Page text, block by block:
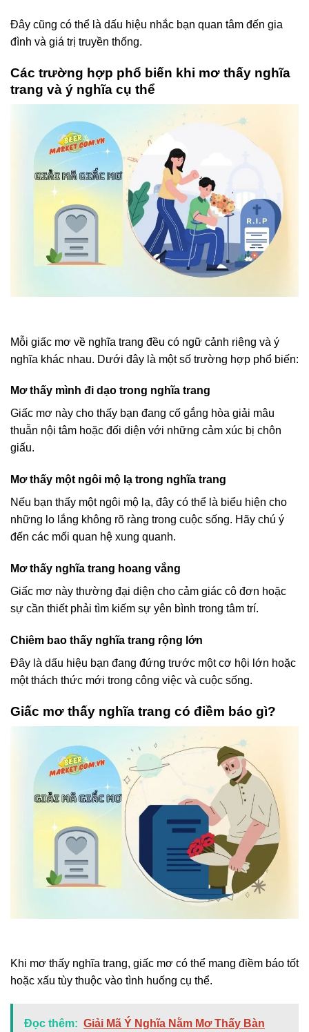
Đây cũng có thể là dấu hiệu nhắc bạn quan tâm đến gia
đình và giá trị truyền thống.
Các trường hợp phổ biến khi mơ thấy nghĩa
trang và ý nghĩa cụ thể
Mỗi giấc mơ về nghĩa trang đều có ngữ cảnh riêng và ý
nghĩa khác nhau. Dưới đây là một số trường hợp phổ biến:
Mơ thấy mình đi dạo trong nghĩa trang
Giấc mơ này cho thấy bạn đang cố gắng hòa giải mâu
thuẫn nội tâm hoặc đối diện với những cảm xúc bị chôn
giấu.
Mơ thấy một ngôi mộ lạ trong nghĩa trang
Nếu bạn thấy một ngôi mộ lạ, đây có thể là biểu hiện cho
những lo lắng không rõ ràng trong cuộc sống. Hãy chú ý
đến các mối quan hệ xung quanh.
Mơ thấy nghĩa trang hoang vắng
Giấc mơ này thường đại diện cho cảm giác cô đơn hoặc
sự cần thiết phải tìm kiếm sự yên bình trong tâm trí.
Chiêm bao thấy nghĩa trang rộng lớn
Đây là dấu hiệu bạn đang đứng trước một cơ hội lớn hoặc
một thách thức mới trong công việc và cuộc sống.
Giấc mơ thấy nghĩa trang có điềm báo gì?
Khi mơ thấy nghĩa trang, giấc mơ có thể mang điềm báo tốt
hoặc xấu tùy thuộc vào tình huống cụ thể.
Đọc thêm: Giải Mã Ý Nghĩa Nằm Mơ Thấy Bàn